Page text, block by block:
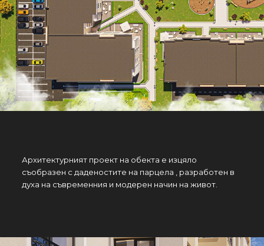
Архитектурният проект на обекта е изцяло
съобразен с даденостите на парцела , разработен в
духа на съвременния и модерен начин на живот.